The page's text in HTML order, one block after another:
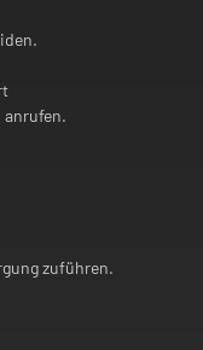
anrufen.
zuführen.